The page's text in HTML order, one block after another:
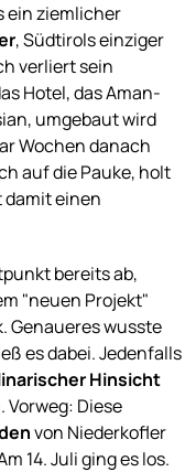
ein ziemlicher
, Südtirols einziger
verliert sein
Hotel, das Aman-
umgebaut wird
Wochen danach
auf die Pauke, holt
damit einen
bereits ab,
"neuen Projekt"
Genaueres wusste
es dabei. Jedenfalls
Hinsicht
Diese
von Niederkofler
14. Juli ging es los.